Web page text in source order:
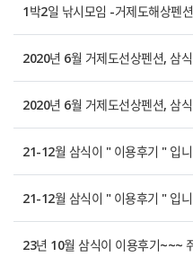
1박2일 낚시모임 -거제도해상펜션
2020년 6월 거제도선상펜션, 삼
2020년 6월 거제도선상펜션, 삼
21-12월 삼식이 " 이용후기 " 입
21-12월 삼식이 " 이용후기 " 입
23년 10월 삼식이 이용